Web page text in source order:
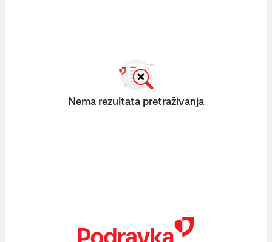
Nema rezultata pretraživanja